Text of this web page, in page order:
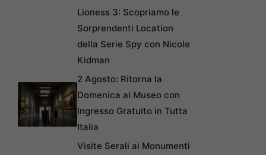
Lioness 3: Scopriamo le
Sorprendenti Location
della Serie Spy con Nicole
Kidman
2 Agosto: Ritorna la
Domenica al Museo con
Ingresso Gratuito in Tutta
Italia
Visite Serali ai Monumenti